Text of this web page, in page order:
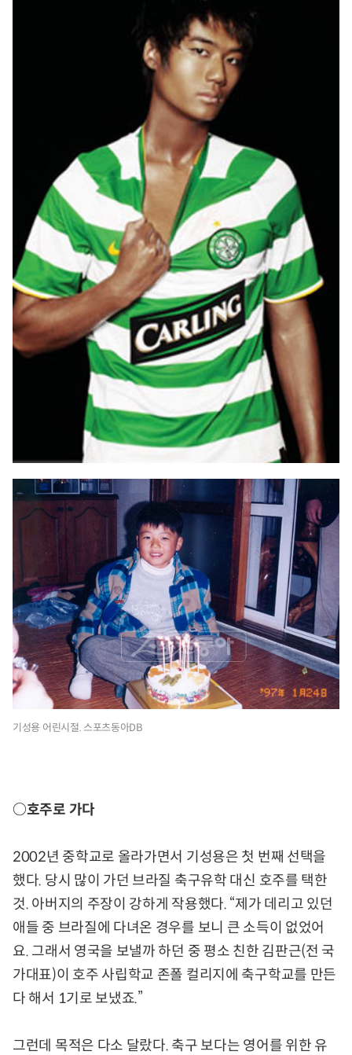
기성용 어린시절. 스포츠동아DB
○호주로 가다
2002년 중학교로 올라가면서 기성용은 첫 번째 선택을
했다. 당시 많이 가던 브라질 축구유학 대신 호주를 택한
것. 아버지의 주장이 강하게 작용했다. “제가 데리고 있던
애들 중 브라질에 다녀온 경우를 보니 큰 소득이 없었어
요. 그래서 영국을 보낼까 하던 중 평소 친한 김판근(전 국
가대표)이 호주 사립학교 존폴 컬리지에 축구학교를 만든
다 해서 1기로 보냈죠.”
그런데 목적은 다소 달랐다. 축구 보다는 영어를 위한 유